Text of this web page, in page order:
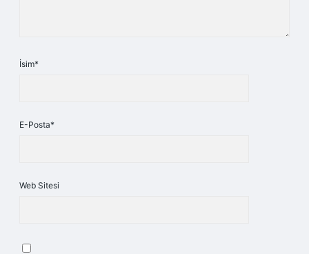
İsim*
E-Posta*
Web Sitesi